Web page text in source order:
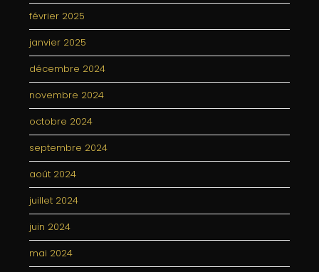
février 2025
janvier 2025
décembre 2024
novembre 2024
octobre 2024
septembre 2024
août 2024
juillet 2024
juin 2024
mai 2024